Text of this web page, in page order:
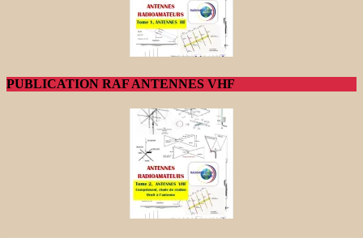
PUBLICATION RAF ANTENNES VHF